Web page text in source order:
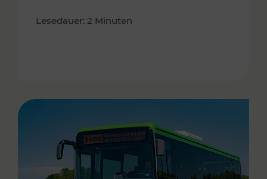
Lesedauer: 2 Minuten